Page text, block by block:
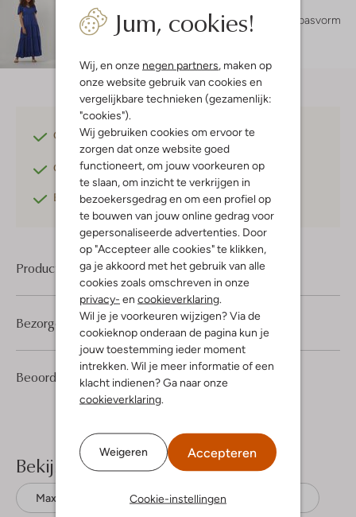
Jum, cookies!
Wij, en onze negen partners , maken op
onze website gebruik van cookies en
vergelijkbare technieken (gezamenlijk:
"cookies").
Wij gebruiken cookies om ervoor te
zorgen dat onze website goed
functioneert, om jouw voorkeuren op
te slaan, om inzicht te verkrijgen in
bezoekersgedrag en om een profiel op
te bouwen van jouw online gedrag voor
gepersonaliseerde advertenties. Door
op "Accepteer alle cookies" te klikken,
ga je akkoord met het gebruik van alle
cookies zoals omschreven in onze
privacy- en cookieverklaring
Wil je je voorkeuren wijzigen? Via de
cookieknop onderaan de pagina kun je
jouw toestemming ieder moment
intrekken. Wil je meer informatie of een
klacht indienen? Ga naar onze
cookieverklaring
Weigeren Accepteren
Cookie-instellingen
Lotte is 1 meter 72 lang en draagt maat S.
De pasvorm
losvallend
Gratis verzendingvanaf €75,-
Gratis retournerenbinnen 30 dagen*
Betaal achterafmet Klarna
Product informatie
Beoordelingen (1) 4
1
4
Sterren
Bezorgen & retourneren
Bekijk meer
Maxi jurken Y.a.s. Ecovero viscose